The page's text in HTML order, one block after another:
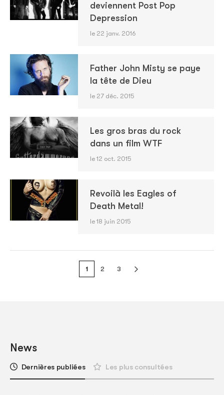
deviennent Post Pop
Depression
le 22 janv. 2016
Father John Misty se paye
la tête de Dieu
le 27 déc. 2015
Les gros bras du rock
dans un film WTF
le 12 oct. 2015
Revoilà les Eagles of
Death Metal!
le 18 juin 2015
1 2 3
News
Dernières publiées Les plus consultées